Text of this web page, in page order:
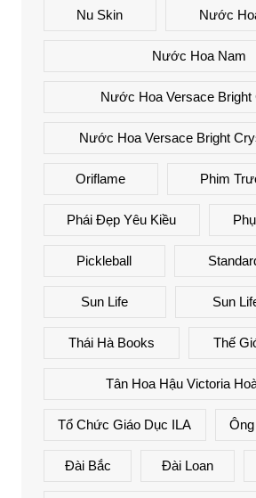
Nu Skin Nước
Nước Hoa Nam
Nước Hoa Versace Bright
Nước Hoa Versace Bright
Oriflame Phim
Phái Đẹp Yêu Kiều
Pickleball
Sun Life Sun
Thái Hà Books Thế
Tân Hoa Hậu Victoria
Tổ Chức Giáo Dục ILA
Đài Bắc Đài Loan